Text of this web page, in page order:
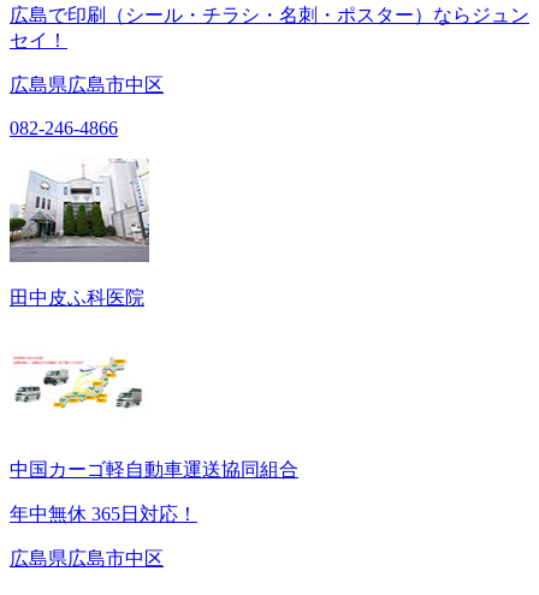
広島で印刷（シール・チラシ・名刺・ポスター）ならジュン
セイ！
広島県広島市中区
082-246-4866
田中皮ふ科医院
中国カーゴ軽自動車運送協同組合
年中無休 365日対応！
広島県広島市中区